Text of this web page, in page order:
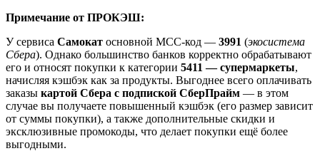
Примечание от ПРОКЭШ:
У сервиса Самокат основной MCC-код — 3991 (экосистема
Сбера). Однако большинство банков корректно обрабатывают
его и относят покупки к категории 5411 — супермаркеты,
начисляя кэшбэк как за продукты. Выгоднее всего оплачивать
заказы картой Сбера с подпиской СберПрайм — в этом
случае вы получаете повышенный кэшбэк (его размер зависит
от суммы покупки), а также дополнительные скидки и
эксклюзивные промокоды, что делает покупки ещё более
выгодными.